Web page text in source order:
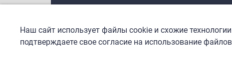
DrupalCoder — поддержка сайта c 2017 года
Наш сайт использует файлы cookie и схожие
подтверждаете свое согласие на использование